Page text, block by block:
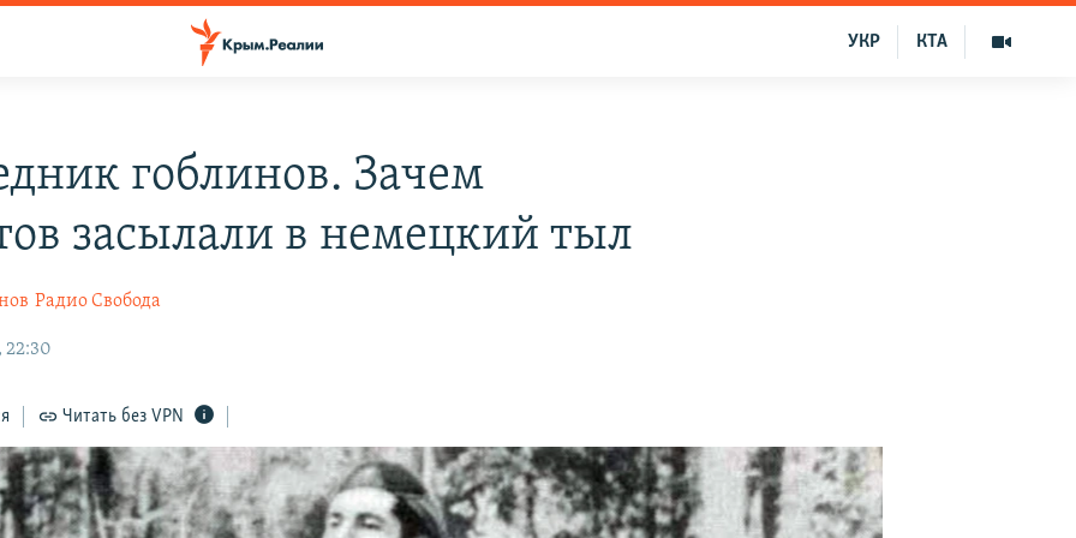
КТА
УКР
гоблинов. Зачем
засылали в немецкий тыл
Радио Свобода
22:30
Читать без VPN